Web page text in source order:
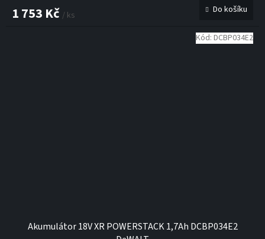
1 753 Kč / ks Do košíku
Akumulátor 18V XR POWERSTACK 1,7Ah DCBP034E2
Kód: DCBP034E2